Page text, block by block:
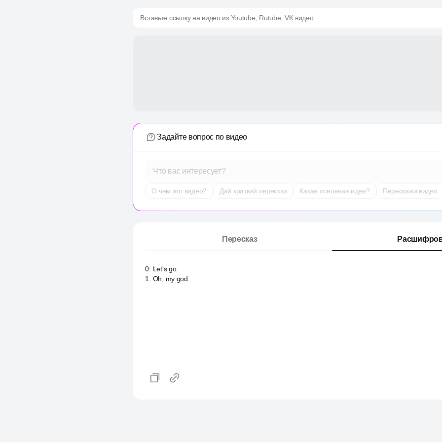
Вставьте ссылку на видео из Youtube, Rutube, VK видео
Задайте вопрос по видео
Что вас интересует?
О чем это видео? Дай краткий пересказ Какая основная идея? Перескажи видео
Пересказ
0: Let's go.
1 : Oh, my god.